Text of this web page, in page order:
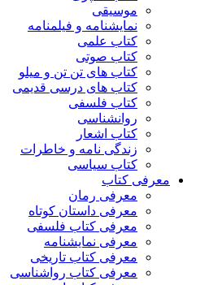
موسیقی
نمایشنامه و فیلمنامه
کتاب علمی
کتاب صوتی
کتاب های تن تن و میلو
کتاب های درسی قدیمی
کتاب فلسفی
روانشناسی
کتاب اشعار
زندگی نامه و خاطرات
کتاب سیاسی
معرفی کتاب
معرفی رمان
معرفی داستان کوتاه
معرفی کتاب فلسفی
معرفی نمایشنامه
معرفی کتاب تاریخی
معرفی کتاب رواشناسی